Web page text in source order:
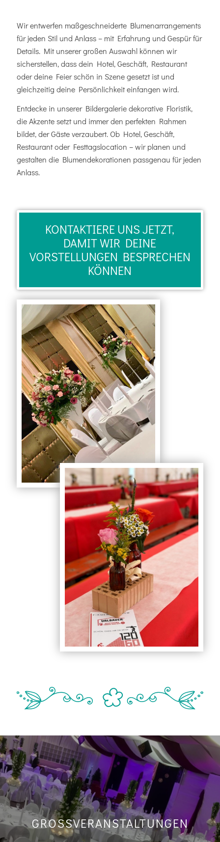
Wir entwerfen maßgeschneiderte Blumenarrangements
für jeden Stil und Anlass – mit Erfahrung und Gespür für
Details. Mit unserer großen Auswahl können wir
sicherstellen, dass dein Hotel, Geschäft, Restaurant
oder deine Feier schön in Szene gesetzt ist und
gleichzeitig deine Persönlichkeit einfangen wird.
Entdecke in unserer Bildergalerie dekorative Floristik,
die Akzente setzt und immer den perfekten Rahmen
bildet, der Gäste verzaubert. Ob Hotel, Geschäft,
Restaurant oder Festtagslocation – wir planen und
gestalten die Blumendekorationen passgenau für jeden
Anlass.
KONTAKTIERE UNS JETZT,
DAMIT WIR DEINE
VORSTELLUNGEN BESPRECHEN
KÖNNEN
GROSS­VERANSTALTUNGEN